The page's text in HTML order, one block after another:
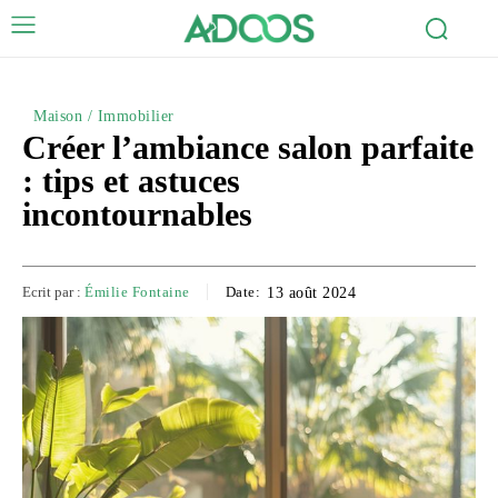
Maison / Immobilier
Créer l’ambiance salon parfaite
: tips et astuces
incontournables
Ecrit par : Émilie Fontaine Date: 13 août 2024